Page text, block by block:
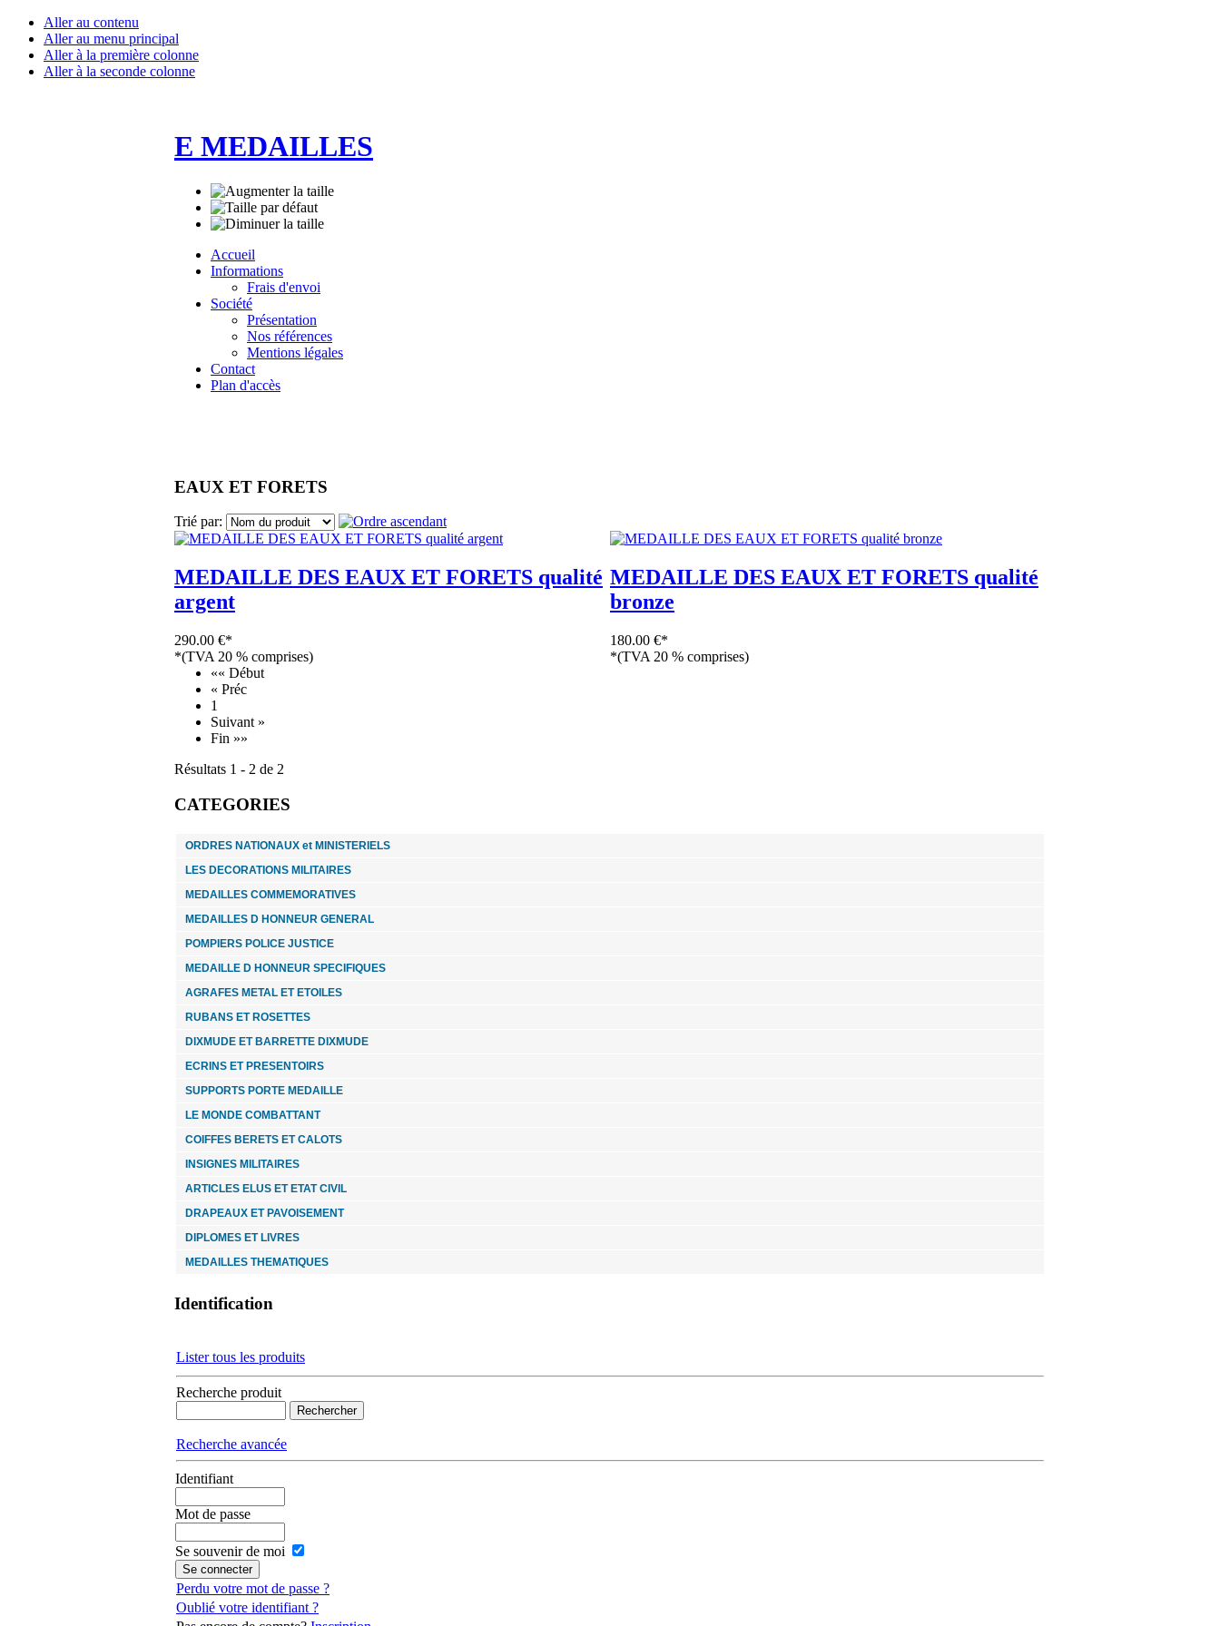
Aller au contenu
Aller au menu principal
Aller à la première colonne
Aller à la seconde colonne
E MEDAILLES
Accueil
Informations
Frais d'envoi
Société
Présentation
Nos références
Mentions légales
Contact
Plan d'accès
EAUX ET FORETS
Trié par:
MEDAILLE DES EAUX ET FORETS qualité
argent
290.00 €*
*(TVA 20 % comprises)
MEDAILLE DES EAUX ET FORETS qualité
bronze
180.00 €*
*(TVA 20 % comprises)
«« Début
« Préc
1
Suivant »
Fin »»
Résultats 1 - 2 de 2
CATEGORIES
ORDRES NATIONAUX et MINISTERIELS
LES DECORATIONS MILITAIRES
MEDAILLES COMMEMORATIVES
MEDAILLES D HONNEUR GENERAL
POMPIERS POLICE JUSTICE
MEDAILLE D HONNEUR SPECIFIQUES
AGRAFES METAL ET ETOILES
RUBANS ET ROSETTES
DIXMUDE ET BARRETTE DIXMUDE
ECRINS ET PRESENTOIRS
SUPPORTS PORTE MEDAILLE
LE MONDE COMBATTANT
COIFFES BERETS ET CALOTS
INSIGNES MILITAIRES
ARTICLES ELUS ET ETAT CIVIL
DRAPEAUX ET PAVOISEMENT
DIPLOMES ET LIVRES
MEDAILLES THEMATIQUES
Identification
Lister tous les produits
Recherche produit
Recherche avancée
Identifiant
Mot de passe
Se souvenir de moi
Perdu votre mot de passe ?
Oublié votre identifiant ?